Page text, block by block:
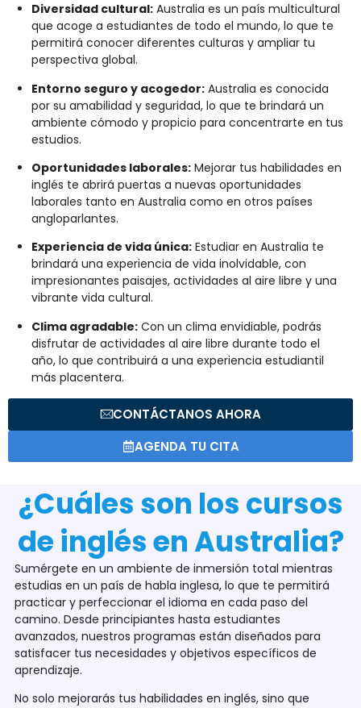
Diversidad cultural:Australia es un país multicultural
que acoge a estudiantes de todo el mundo, lo que te
permitirá conocer diferentes culturas y ampliar tu
perspectiva global.
Entorno seguro y acogedor:Australia es conocida
por su amabilidad y seguridad, lo que te brindará un
ambiente cómodo y propicio para concentrarte en tus
estudios.
Oportunidades laborales:Mejorar tus habilidades en
inglés te abrirá puertas a nuevas oportunidades
laborales tanto en Australia como en otros países
angloparlantes.
Experiencia de vida única:Estudiar en Australia te
brindará una experiencia de vida inolvidable, con
impresionantes paisajes, actividades al aire libre y una
vibrante vida cultural.
Clima agradable:Con un clima envidiable, podrás
disfrutar de actividades al aire libre durante todo el
año, lo que contribuirá a una experiencia estudiantil
más placentera.
CONTÁCTANOS AHORA
AGENDA TU CITA
¿Cuáles son los cursos
de inglés en Australia?
Sumérgete en un ambiente de inmersión total mientras
estudias en un país de habla inglesa, lo que te permitirá
practicar y perfeccionar el idioma en cada paso del
camino. Desde principiantes hasta estudiantes
avanzados, nuestros programas están diseñados para
satisfacer tus necesidades y objetivos específicos de
aprendizaje.
No solo mejorarás tus habilidades en inglés, sino que